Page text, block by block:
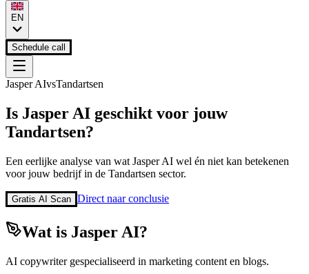
EN
Schedule call
Jasper AIvsTandartsen
Is Jasper AI geschikt voor jouw
Tandartsen?
Een eerlijke analyse van wat Jasper AI wel én niet kan betekenen
voor jouw bedrijf in de Tandartsen sector.
Gratis AI Scan Direct naar conclusie
Wat is Jasper AI?
AI copywriter gespecialiseerd in marketing content en blogs.